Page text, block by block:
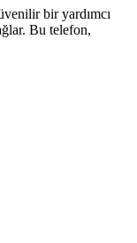
bir yardımcı
Bu telefon,